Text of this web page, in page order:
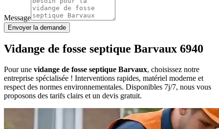
Message
Envoyer la demande
Vidange de fosse septique Barvaux 6940
Pour une vidange de fosse septique Barvaux, choisissez notre
entreprise spécialisée ! Interventions rapides, matériel moderne et
respect des normes environnementales. Disponibles 7j/7, nous vous
proposons des tarifs clairs et un devis gratuit.